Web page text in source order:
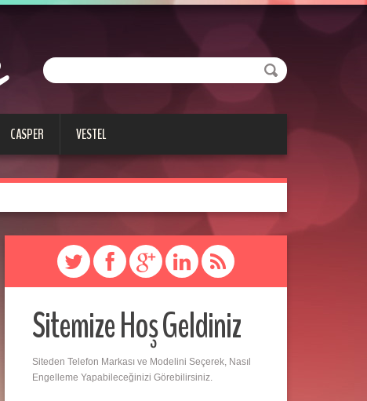
CASPER VESTEL
Sitemize Hoş Geldiniz
Siteden Telefon Markası ve Modelini Seçerek, Nasıl
Engelleme Yapabileceğinizi Görebilirsiniz.